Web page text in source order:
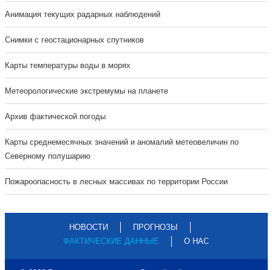
Анимация текущих радарных наблюдений
Cнимки с геостационарных спутников
Карты температуры воды в морях
Метеорологические экстремумы на планете
Архив фактической погоды
Карты среднемесячных значений и аномалий метеовеличин по
Северному полушарию
Пожароопасность в лесных массивах по территории России
НОВОСТИ
ПРОГНОЗЫ
ФАКТИЧЕСКИЕ ДАННЫЕ
О НАС